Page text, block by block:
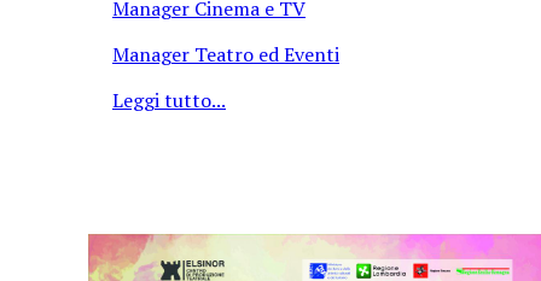
Manager Cinema e TV
Manager Teatro ed Eventi
Leggi tutto...